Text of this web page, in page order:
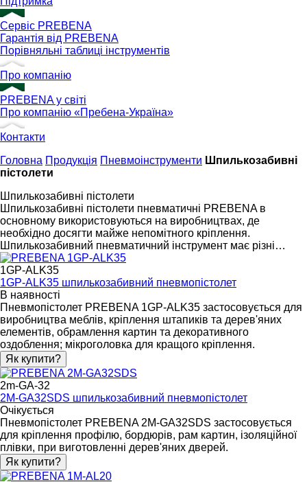
Сервіс PREBENA
Гарантія від PREBENA
Порівняльні таблиці інструментів
Про компанію
PREBENA у світі
Про компанію «Пребена-Україна»
Контакти
Головна Продукція Пневмоінструменти Шпилькозабивні
пістолети
Шпилькозабивні пістолети
Шпилькозабивні пістолети пневматичні PREBENA в
основному використовуються на виробництвах, де
необхідно досягти майже непомітного кріплення.
Шпилькозабивний пневматичний інструмент має різні…
1GP-ALK35
1GP-ALK35 шпилькозабивний пневмопістолет
В наявності
Пневмопістолет PREBENA 1GP-ALK35 застосовується для
виробництва меблів, кріплення штапиків та дерев'яних
елементів, обрамлення картин та декоративного
оздоблення; мікроголовка для кращого кріплення.
Як купити?
2m-GA-32
2M-GA32SDS шпилькозабивний пневмопістолет
Очікується
Пневмопістолет PREBENA 2M-GA32SDS застосовується
для кріплення профілю, бордюрів, рам картин, ізоляційної
плівки, при виготовленні дерев'яних дверей.
Як купити?